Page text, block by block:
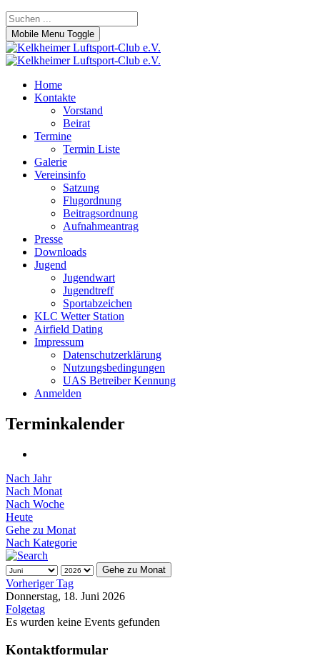
Mobile Menu Toggle
Home
Kontakte
Vorstand
Beirat
Termine
Termin Liste
Galerie
Vereinsinfo
Satzung
Flugordnung
Beitragsordnung
Aufnahmeantrag
Presse
Downloads
Jugend
Jugendwart
Jugendtreff
Sportabzeichen
KLC Wetter Station
Airfield Dating
Impressum
Datenschutzerklärung
Nutzungsbedingungen
UAS Betreiber Kennung
Anmelden
Terminkalender
Nach Jahr
Nach Monat
Nach Woche
Heute
Gehe zu Monat
Nach Kategorie
Gehe zu Monat
Vorheriger Tag
Donnerstag, 18. Juni 2026
Folgetag
Es wurden keine Events gefunden
Kontaktformular